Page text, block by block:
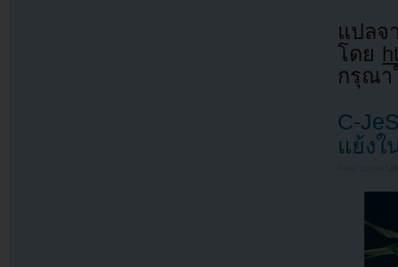
แ
โดย
กรุณา
C-
แย้งใ